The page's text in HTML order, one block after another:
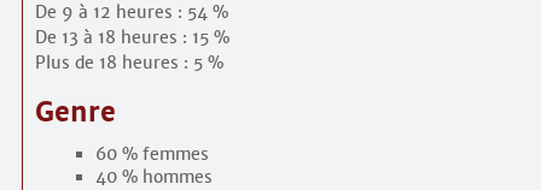
De 9 à 12 heures : 54 %
De 13 à 18 heures : 15 %
Plus de 18 heures : 5 %
Genre
60 % femmes
40 % hommes